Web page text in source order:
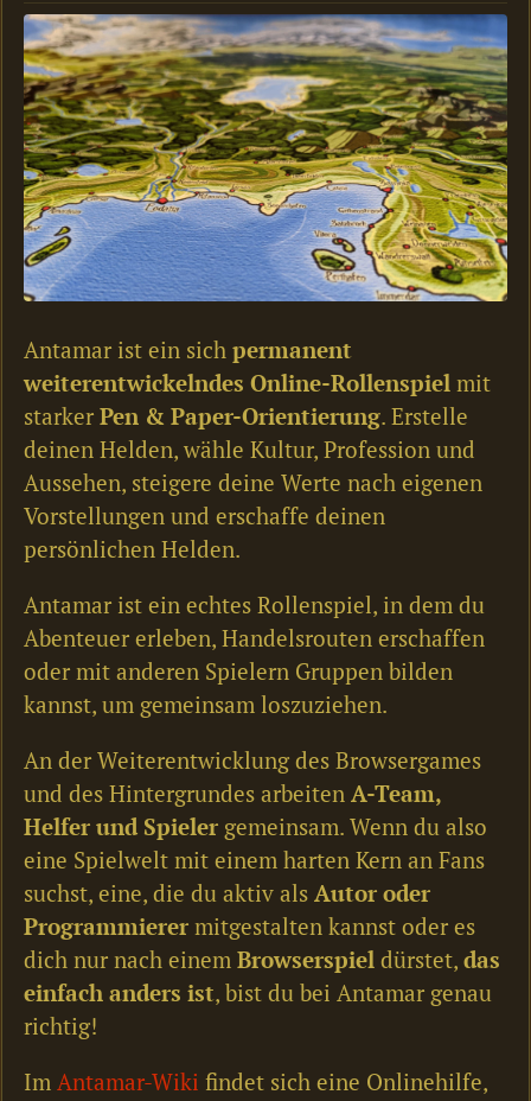
Antamar ist ein sich permanent
weiterentwickelndes Online-Rollenspiel mit
starker Pen & Paper-Orientierung. Erstelle
deinen Helden, wähle Kultur, Profession und
Aussehen, steigere deine Werte nach eigenen
Vorstellungen und erschaffe deinen
persönlichen Helden.
Antamar ist ein echtes Rollenspiel, in dem du
Abenteuer erleben, Handelsrouten erschaffen
oder mit anderen Spielern Gruppen bilden
kannst, um gemeinsam loszuziehen.
An der Weiterentwicklung des Browsergames
und des Hintergrundes arbeiten A-Team,
Helfer und Spieler gemeinsam. Wenn du also
eine Spielwelt mit einem harten Kern an Fans
suchst, eine, die du aktiv als Autor oder
Programmierer mitgestalten kannst oder es
dich nur nach einem Browserspiel dürstet, das
einfach anders ist, bist du bei Antamar genau
richtig!
Im Antamar-Wiki findet sich eine Onlinehilfe,